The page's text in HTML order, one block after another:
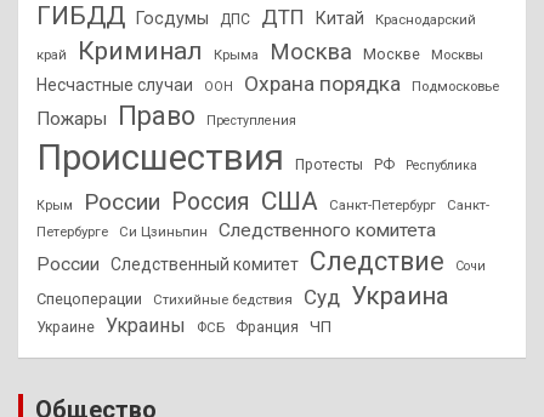
ГИБДД Госдумы ДПС ДТП Китай Краснодарский
край Криминал Крыма Москва Москве Москвы
Несчастные случаи ООН Охрана порядка Подмосковье
Пожары Право Преступления
Происшествия Протесты РФ Республика
Крым России Россия США Санкт-Петербург
Санкт-
Петербурге
Си Цзиньпин
Следственного комитета
России
Следственный комитет Следствие Сочи
Спецоперации Стихийные бедствия Суд Украина
Украине Украины ФСБ Франция ЧП
Общество